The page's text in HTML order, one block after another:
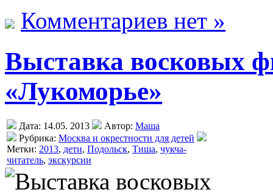
Комментариев нет »
Выставка восковых
«Лукоморье»
Дата: 14.05. 2013 Автор: Маша
Рубрика: Москва и окрестности для детей
Метки: 2013, дети, Подольск, Тиша, чукча-
читатель, экскурсии